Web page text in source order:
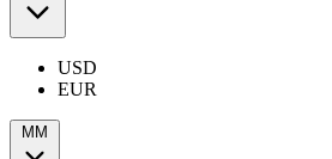
USD
EUR
ММ